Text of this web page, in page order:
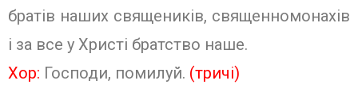
братів наших священиків, священномонахів
і за все у Христі братство наше.
Хор: Господи, помилуй. (тричі)